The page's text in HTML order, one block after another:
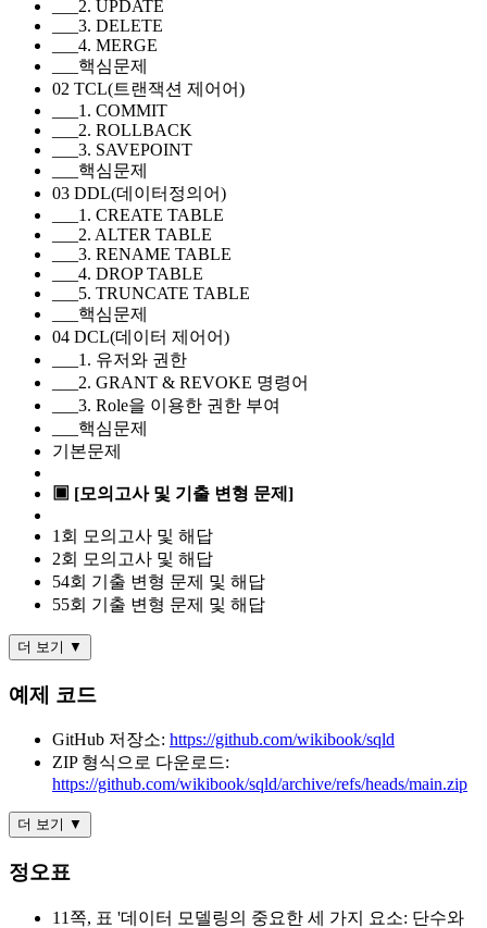
___2. UPDATE
___3. DELETE
___4. MERGE
___핵심문제
02 TCL(트랜잭션 제어어)
___1. COMMIT
___2. ROLLBACK
___3. SAVEPOINT
___핵심문제
03 DDL(데이터정의어)
___1. CREATE TABLE
___2. ALTER TABLE
___3. RENAME TABLE
___4. DROP TABLE
___5. TRUNCATE TABLE
___핵심문제
04 DCL(데이터 제어어)
___1. 유저와 권한
___2. GRANT & REVOKE 명령어
___3. Role을 이용한 권한 부여
___핵심문제
기본문제
▣ [모의고사 및 기출 변형 문제]
1회 모의고사 및 해답
2회 모의고사 및 해답
54회 기출 변형 문제 및 해답
55회 기출 변형 문제 및 해답
더 보기 ▼
예제 코드
GitHub 저장소: https://github.com/wikibook/sqld
ZIP 형식으로 다운로드:
https://github.com/wikibook/sqld/archive/refs/heads/main.zip
더 보기 ▼
정오표
11쪽, 표 '데이터 모델링의 중요한 세 가지 요소: 단수와